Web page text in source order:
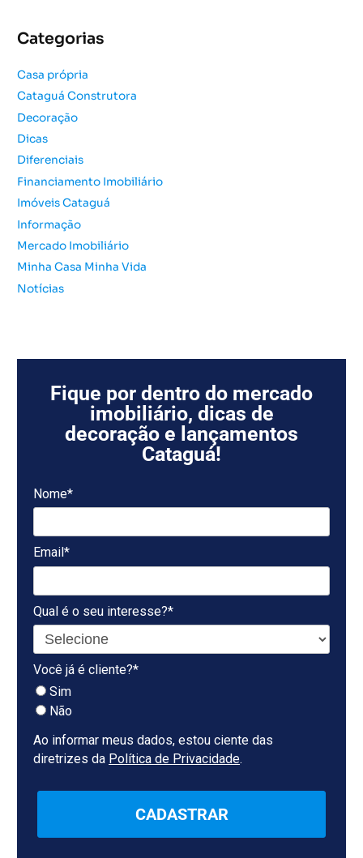
i
a
r
p
o
r
Categorias
Casa própria
Cataguá Construtora
Decoração
Dicas
Diferenciais
Financiamento Imobiliário
Imóveis Cataguá
Informação
Mercado Imobiliário
Minha Casa Minha Vida
Notícias
Fique por dentro do mercado
imobiliário, dicas de
decoração e lançamentos
Cataguá!
Nome*
Email*
Qual é o seu interesse?*
Você já é cliente?*
Sim
Não
Ao informar meus dados, estou ciente das
diretrizes da Política de Privacidade.
CADASTRAR